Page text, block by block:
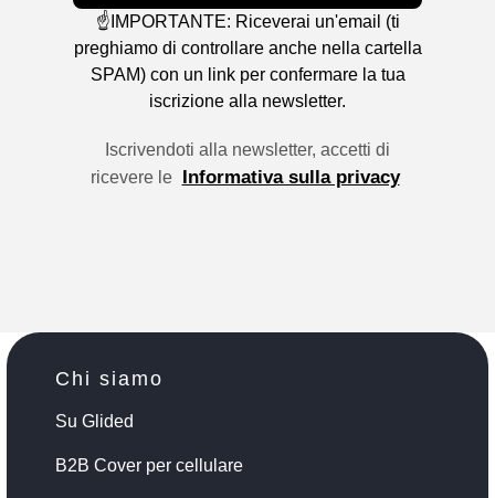
☝️IMPORTANTE: Riceverai un'email (ti
preghiamo di controllare anche nella cartella
SPAM) con un link per confermare la tua
iscrizione alla newsletter.
Iscrivendoti alla newsletter, accetti di
ricevere le Informativa sulla privacy
Chi siamo
Su Glided
B2B Cover per cellulare